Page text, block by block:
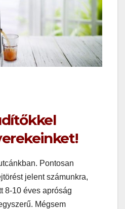
Pontosan
jelent számunkra,
8-10 éves apróság
Mégsem